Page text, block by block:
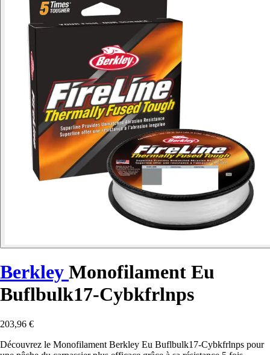
Berkley Monofilament Eu
Buflbulk17-Cybkfrlnps
203,96 €
Découvrez le Monofilament Berkley Eu Buflbulk17-Cybkfrlnps pour